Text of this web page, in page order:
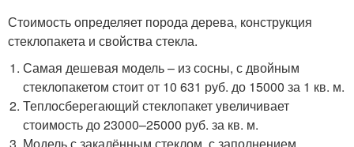
Стоимость определяет порода дерева, конструкция
стеклопакета и свойства стекла.
Самая дешевая модель – из сосны, с двойным
стеклопакетом стоит от 10 631 руб. до 15000 за 1 кв. м.
Теплосберегающий стеклопакет увеличивает
стоимость до 23000–25000 руб. за кв. м.